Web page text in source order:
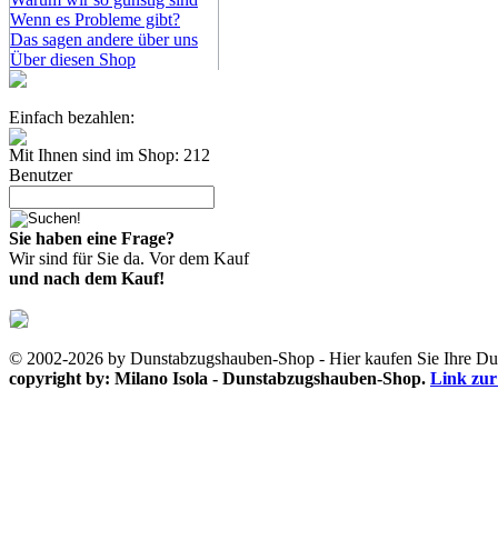
Wenn es Probleme gibt?
Das sagen andere über uns
Über diesen Shop
Einfach bezahlen:
Mit Ihnen sind im Shop: 212
Benutzer
Sie haben eine Frage?
Wir sind für Sie da. Vor dem Kauf
und nach dem Kauf!
© 2002-2026 by Dunstabzugshauben-Shop - Hier kaufen Sie Ihre
copyright by: Milano Isola - Dunstabzugshauben-Shop. Link zur